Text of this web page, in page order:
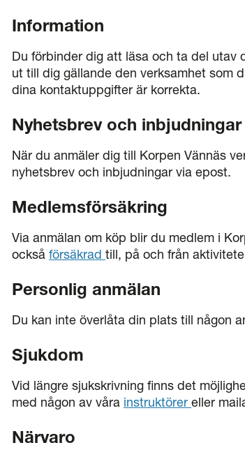
Information
Du förbinder dig att läsa och ta del utav
ut till dig gällande den verksamhet som
dina kontaktuppgifter är korrekta.
Nyhetsbrev och inbjudningar
När du anmäler dig till Korpen Vännäs
nyhetsbrev och inbjudningar via epost.
Medlemsförsäkring
Via anmälan om köp blir du medlem i
också försäkrad till, på och från
Personlig anmälan
Du kan inte överlåta din plats till någon
Sjukdom
Vid längre sjukskrivning finns det
med någon av våra instruktörer eller
Närvaro